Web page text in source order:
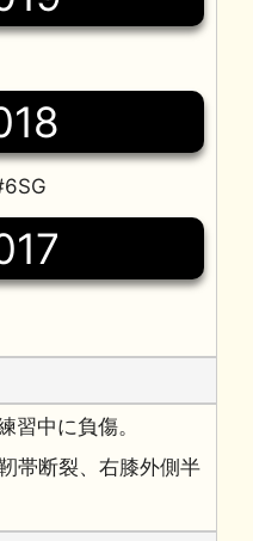
習中に負傷。
帯断裂、右膝外側半